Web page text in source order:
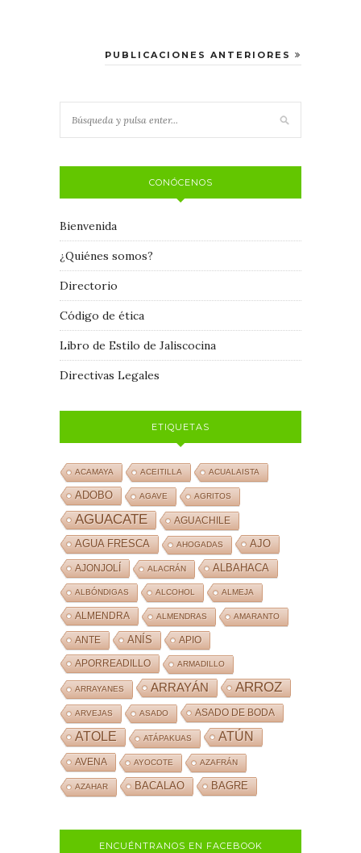
PUBLICACIONES ANTERIORES
CONÓCENOS
Bienvenida
¿Quiénes somos?
Directorio
Código de ética
Libro de Estilo de Jaliscocina
Directivas Legales
ETIQUETAS
ACAMAYA ACEITILLA ACUALAISTA
ADOBO AGAVE AGRITOS
AGUACATE AGUACHILE
AGUA FRESCA AHOGADAS AJO
AJONJOLÍ ALACRÁN ALBAHACA
ALBÓNDIGAS ALCOHOL ALMEJA
ALMENDRA ALMENDRAS AMARANTO
ANTE ANÍS APIO
APORREADILLO ARMADILLO
ARRAYANES ARRAYÁN ARROZ
ARVEJAS ASADO ASADO DE BODA
ATOLE ATÁPAKUAS ATÚN
AVENA AYOCOTE AZAFRÁN
AZAHAR BACALAO BAGRE
ENCUÉNTRANOS EN FACEBOOK